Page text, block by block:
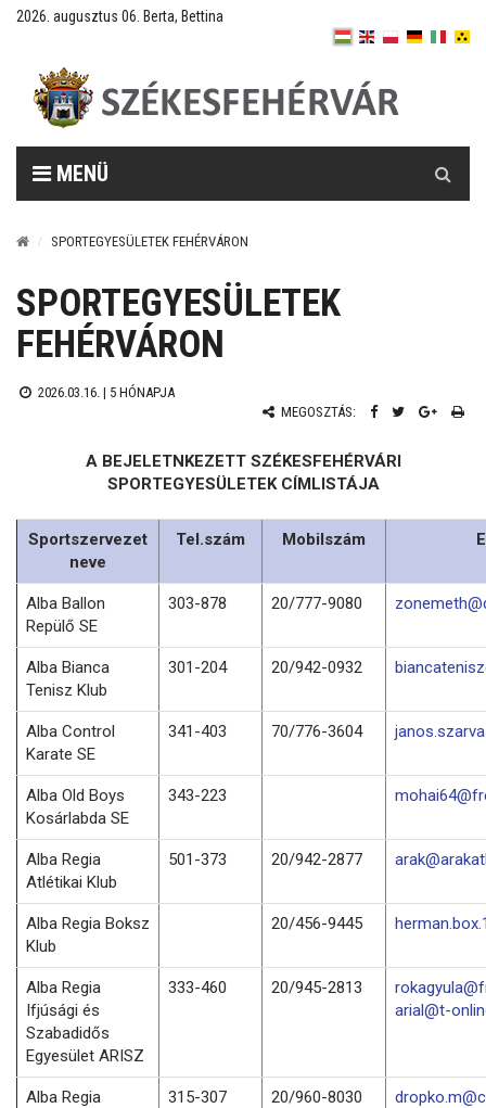
2026. augusztus 06. Berta, Bettina
MENÜ
SPORTEGYESÜLETEK FEHÉRVÁRON
SPORTEGYESÜLETEK
FEHÉRVÁRON
2026.03.16. | 5 HÓNAPJA
MEGOSZTÁS:
A BEJELETNKEZETT SZÉKESFEHÉRVÁRI
SPORTEGYESÜLETEK CÍMLISTÁJA
Sportszervezet
neve
Tel.szám Mobilszám
Alba Ballon
Repülő SE
303-878 20/777-9080
Alba Bianca
Tenisz Klub
301-204 20/942-0932
Alba Control
Karate SE
341-403 70/776-3604
Alba Old Boys
Kosárlabda SE
343-223
Alba Regia
Atlétikai Klub
501-373 20/942-2877
Alba Regia Boksz
Klub
20/456-9445
Alba Regia
Ifjúsági és
Szabadidős
Egyesület ARISZ
333-460 20/945-2813
arial@t-
Alba Regia
315-307 20/960-8030